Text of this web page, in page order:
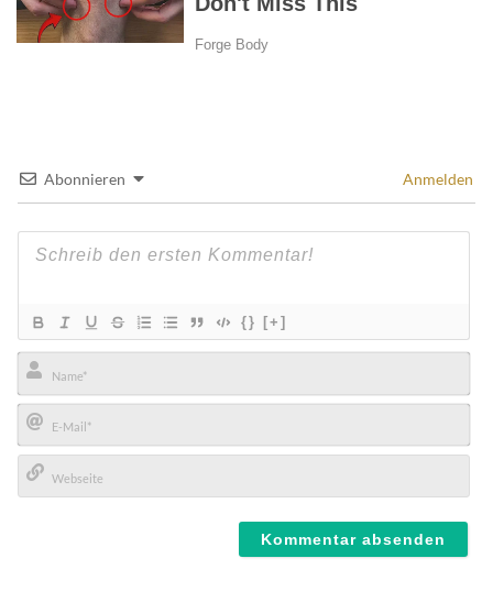
Abonnieren Anmelden
{} [+]
Name*
E-
Mail*